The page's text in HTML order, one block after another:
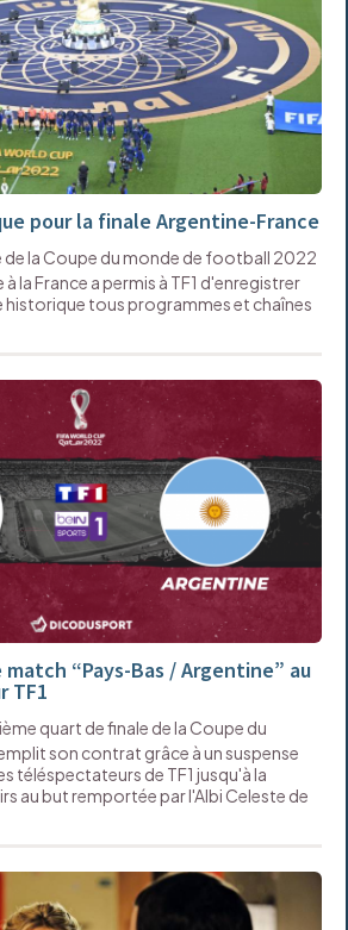
pour la finale Argentine-France
de la Coupe du monde de football 2022
la France a permis à TF1 d'enregistrer
historique tous programmes et chaînes
match “Pays-Bas / Argentine” au
TF1
quart de finale de la Coupe du
son contrat grâce à un suspense
téléspectateurs de TF1 jusqu'à la
au but remportée par l'Albi Celeste de